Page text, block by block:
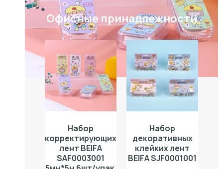
Офисные принадлежности
Набор
корректирующих
лент BEIFA
SAF0003001
Набор
декоративных
клейких лент
BEIFA SJF0001001